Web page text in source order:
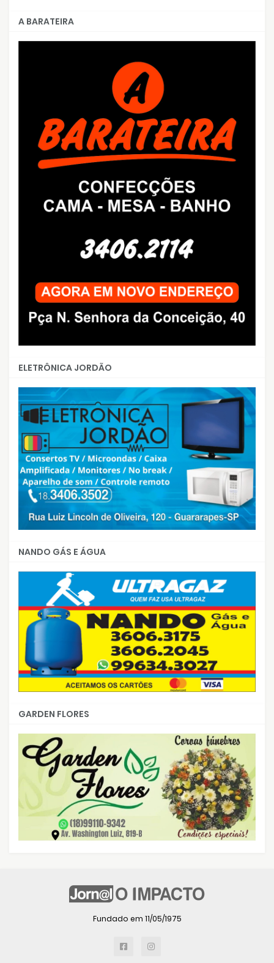
A BARATEIRA
ELETRÔNICA JORDÃO
NANDO GÁS E ÁGUA
GARDEN FLORES
Fundado em 11/05/1975